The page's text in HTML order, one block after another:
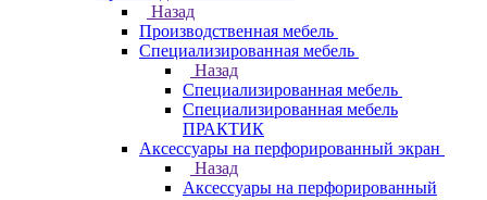
Назад
Производственная мебель
Cпециализированная мебель
Назад
Cпециализированная мебель
Специализированная мебель
ПРАКТИК
Аксессуары на перфорированный экран
Назад
Аксессуары на перфорированный